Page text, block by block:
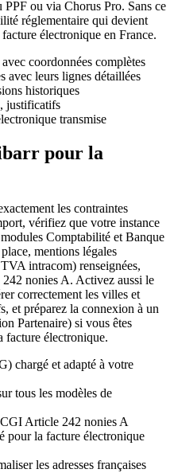
PPF ou via Chorus Pro. Sans ce
réglementaire qui devient
électronique en France.
coordonnées complètes
avec leurs lignes détaillées
historiques
justificatifs
transmise
pour la
les contraintes
vérifiez que votre instance
Comptabilité et Banque
mentions légales
intracom) renseignées,
nonies A. Activez aussi le
correctement les villes et
et préparez la connexion à un
Partenaire) si vous êtes
facture électronique.
chargé et adapté à votre
tous les modèles de
Article 242 nonies A
pour la facture électronique
les adresses françaises